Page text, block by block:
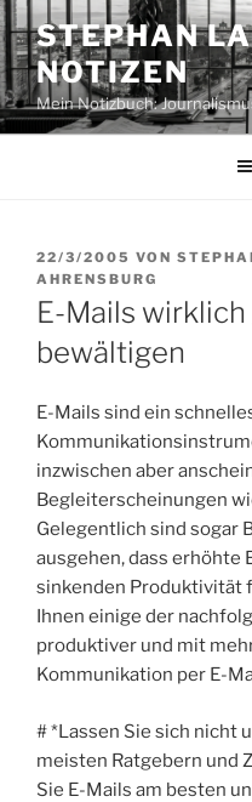
Zum
Inhalt
springen
STEPHAN
NOTIZEN
Mein Notizbuch:
VERÖFFENTLICHT
AM
22/3/2005 VON
AHRENSBURG
E-Mails
bewältigen
E-Mails sind ein
inzwischen aber
Begleiterscheinungen
Gelegentlich sind sogar
ausgehen, dass erhöhte
sinkenden Produktivität
Ihnen einige der
produktiver und mit
Kommunikation per E-
# *Lassen Sie sich nicht
meisten Ratgebern und
Sie E-Mails am besten